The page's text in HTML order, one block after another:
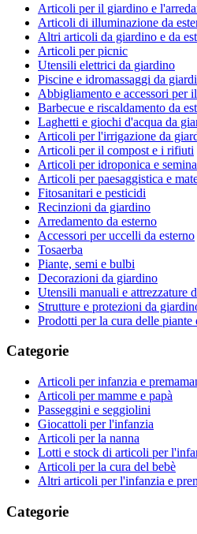
Articoli per il giardino e
Articoli di illuminazione da
Altri articoli da giardino e da
Articoli per picnic
Utensili elettrici da giardino
Piscine e idromassaggi da
Abbigliamento e accessori per
Barbecue e riscaldamento da
Laghetti e giochi d'acqua da
Articoli per l'irrigazione da
Articoli per il compost e i rifiuti
Articoli per idroponica e semina
Articoli per paesaggistica e
Fitosanitari e pesticidi
Recinzioni da giardino
Arredamento da esterno
Accessori per uccelli da esterno
Tosaerba
Piante, semi e bulbi
Decorazioni da giardino
Utensili manuali e attrezzature
Strutture e protezioni da
Prodotti per la cura delle piante
Categorie
Articoli per infanzia e
Articoli per mamme e papà
Passeggini e seggiolini
Giocattoli per l'infanzia
Articoli per la nanna
Lotti e stock di articoli per
Articoli per la cura del bebè
Altri articoli per l'infanzia e
Categorie